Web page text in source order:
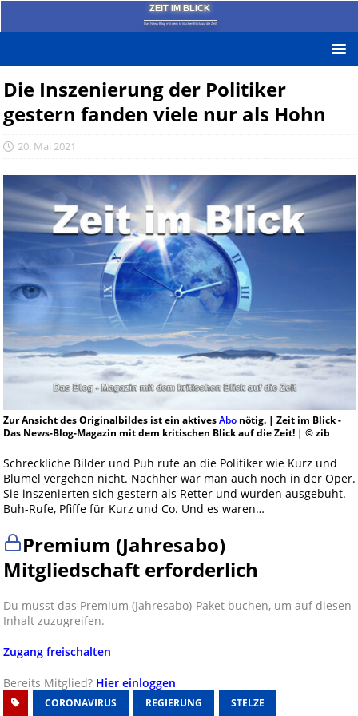
ZEIT IM BLICK
Das News-Blog mit dem kritischen Blick auf die Zeit!
Die Inszenierung der Politiker
gestern fanden viele nur als Hohn
20. Mai 2021
Zur Ansicht des Originalbildes ist ein aktivesAbonötig. | Zeit im Blick -
Das News-Blog-Magazin mit dem kritischen Blick auf die Zeit! | © zib
Schreckliche Bilder und Puh rufe an die Politiker wie Kurz und
Blümel vergehen nicht. Nachher war man auch noch in der Oper.
Sie inszenierten sich gestern als Retter und wurden ausgebuht.
Buh-Rufe, Pfiffe für Kurz und Co. Und es waren…
Premium (Jahresabo)
Mitgliedschaft erforderlich
Du musst das Premium (Jahresabo)-Paket buchen, um auf diesen
Inhalt zuzugreifen.
Zugang freischalten
Bereits Mitglied? Hier einloggen
CORONAVIRUS REGIERUNG STELZE